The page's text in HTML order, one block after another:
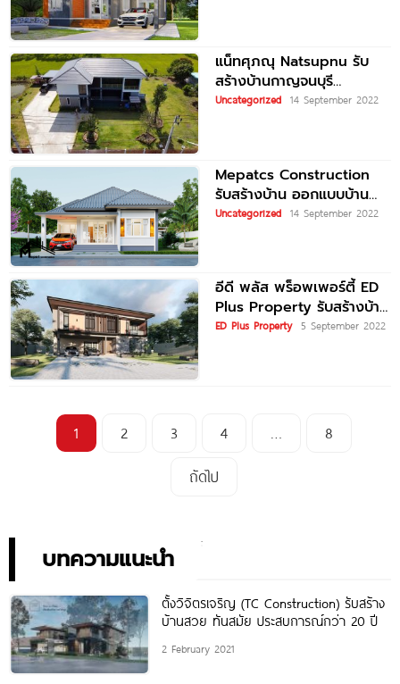
แน็ทศุภณุ Natsupnu รับ
สร้างบ้านกาญจนบุรี
ออกแบบบ้าน ก่อสร้างบ้าน
Uncategorized 14 September 2022
Mepatcs Construction
รับสร้างบ้าน ออกแบบบ้าน
ใส่ใจทุกรายละเอียด ได้บ้าน
Uncategorized 14 September 2022
อีดี พลัส พร็อพเพอร์ตี้ ED
Plus Property รับสร้างบ้าน
อาคารสำนักงาน ภายใต้
ED Plus Property 5 September 2022
1 2 3 4 …
8
ถัดไป
บทความแนะนำ
ตั้งวิจิตรเจริญ (TC Construction) รับสร้าง
บ้านสวย ทันสมัย ประสบการณ์กว่า 20 ปี
2 February 2021